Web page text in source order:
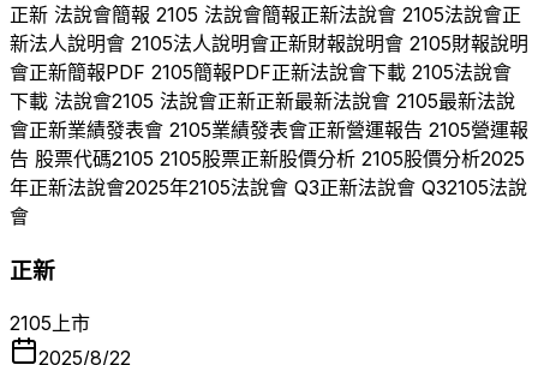
正新 法說會簡報 2105 法說會簡報正新法說會 2105法說會正
新法人說明會 2105法人說明會正新財報說明會 2105財報說明
會正新簡報PDF 2105簡報PDF正新法說會下載 2105法說會
下載 法說會2105 法說會正新正新最新法說會 2105最新法說
會正新業績發表會 2105業績發表會正新營運報告 2105營運報
告 股票代碼2105 2105股票正新股價分析 2105股價分析2025
年正新法說會2025年2105法說會 Q3正新法說會 Q32105法說
會
正新
2105 上市
2025/8/22